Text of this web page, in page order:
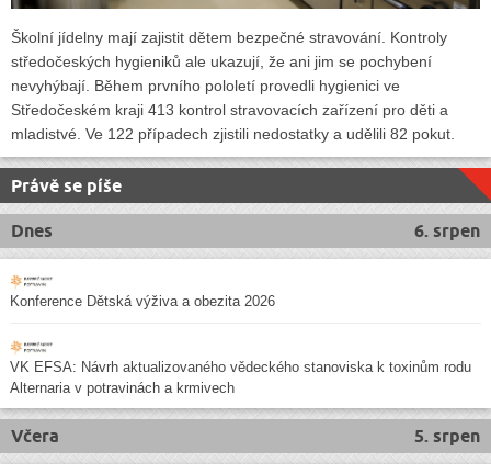
Školní jídelny mají zajistit dětem bezpečné stravování. Kontroly
středočeských hygieniků ale ukazují, že ani jim se pochybení
nevyhýbají. Během prvního pololetí provedli hygienici ve
Středočeském kraji 413 kontrol stravovacích zařízení pro děti a
mladistvé. Ve 122 případech zjistili nedostatky a udělili 82 pokut.
Právě se píše
6. srpen
Dnes
Konference Dětská výživa a obezita 2026
VK EFSA: Návrh aktualizovaného vědeckého stanoviska k toxinům rodu
Alternaria v potravinách a krmivech
5. srpen
Včera